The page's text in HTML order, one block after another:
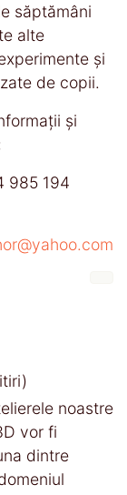
săptămâni
alte
și
de copii.
și
985 194
noastre
vor fi
dintre